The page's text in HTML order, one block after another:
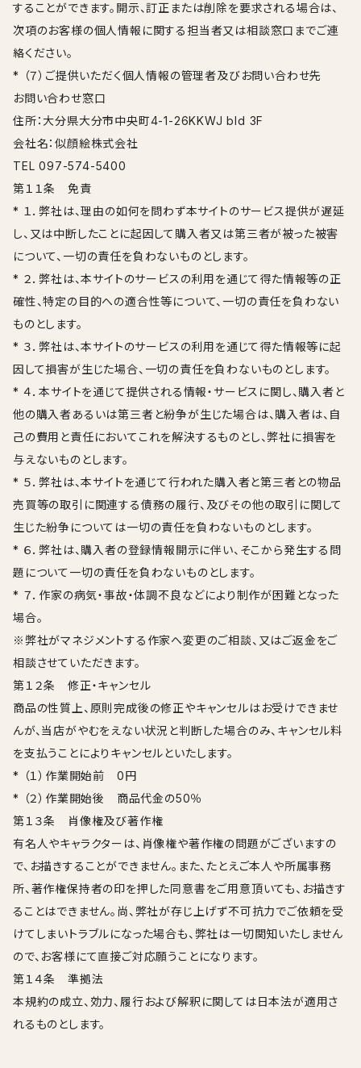
することができます。開示、訂正または削除を要求される場合は、
次項のお客様の個人情報に関する担当者又は相談窓口までご連
絡ください。
* （７）ご提供いただく個人情報の管理者及びお問い合わせ先
お問い合わせ窓口
住所：大分県大分市中央町4-1-26KKWJ bld 3F
会社名：似顔絵株式会社
TEL 097-574-5400
第１１条 免責
* １．弊社は、理由の如何を問わず本サイトのサービス提供が遅延
し、又は中断したことに起因して購入者又は第三者が被った被害
について、一切の責任を負わないものとします。
* ２．弊社は、本サイトのサービスの利用を通じて得た情報等の正
確性、特定の目的への適合性等について、一切の責任を負わない
ものとします。
* ３．弊社は、本サイトのサービスの利用を通じて得た情報等に起
因して損害が生じた場合、一切の責任を負わないものとします。
* ４．本サイトを通じて提供される情報・サービスに関し、購入者と
他の購入者あるいは第三者と紛争が生じた場合は、購入者は、自
己の費用と責任においてこれを解決するものとし、弊社に損害を
与えないものとします。
* ５．弊社は、本サイトを通じて行われた購入者と第三者との物品
売買等の取引に関連する債務の履行、及びその他の取引に関して
生じた紛争については一切の責任を負わないものとします。
* ６．弊社は、購入者の登録情報開示に伴い、そこから発生する問
題について一切の責任を負わないものとします。
* ７．作家の病気・事故・体調不良などにより制作が困難となった
場合。
※弊社がマネジメントする作家へ変更のご相談、又はご返金をご
相談させていただきます。
第１２条 修正・キャンセル
商品の性質上、原則完成後の修正やキャンセルはお受けできませ
んが、当店がやむをえない状況と判断した場合のみ、キャンセル料
を支払うことによりキャンセルといたします。
* （１）作業開始前 0円
* （２）作業開始後 商品代金の50％
第１３条 肖像権及び著作権
有名人やキャラクターは、肖像権や著作権の問題がございますの
で、お描きすることができません。また、たとえご本人や所属事務
所、著作権保持者の印を押した同意書をご用意頂いても、お描きす
ることはできません。尚、弊社が存じ上げず不可抗力でご依頼を受
けてしまいトラブルになった場合も、弊社は一切関知いたしません
ので、お客様にて直接ご対応願うことになります。
第１４条 準拠法
本規約の成立、効力、履行および解釈に関しては日本法が適用さ
れるものとします。